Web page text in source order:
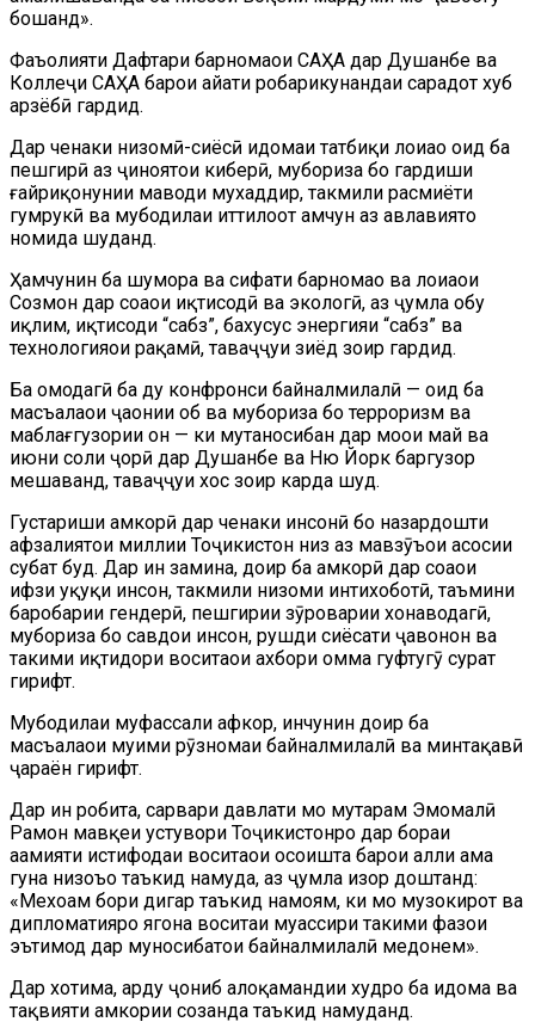
бошанд».
Фаъолияти Дафтари барномаҳои САҲА дар Душанбе ва
Коллеҷи САҲА барои ҳайати роҳбарикунандаи сарҳадот хуб
арзёбӣ гардид.
Дар ченаки низомӣ-сиёсӣ идомаи татбиқи лоиҳаҳо оид ба
пешгирӣ аз ҷиноятҳои киберӣ, мубориза бо гардиши
ғайриқонунии маводи мухаддир, такмили расмиёти
гумрукӣ ва мубодилаи иттилоот ҳамчун аз авлавиятҳо
номида шуданд.
Ҳамчунин ба шумора ва сифати барномаҳо ва лоиҳаҳои
Созмон дар соҳаҳои иқтисодӣ ва экологӣ, аз ҷумла обу
иқлим, иқтисоди “сабз”, бахусус энергияи “сабз” ва
технологияҳои рақамӣ, таваҷҷуҳи зиёд зоҳир гардид.
Ба омодагӣ ба ду конфронси байналмилалӣ — оид ба
масъалаҳои ҷаҳонии об ва мубориза бо терроризм ва
маблағгузории он — ки мутаносибан дар моҳҳои май ва
июни соли ҷорӣ дар Душанбе ва Ню Йорк баргузор
мешаванд, таваҷҷуҳи хос зоҳир карда шуд.
Густариши ҳамкорӣ дар ченаки инсонӣ бо назардошти
афзалиятҳои миллии Тоҷикистон низ аз мавзӯъҳои асосии
суҳбат буд. Дар ин замина, доир ба ҳамкорӣ дар соҳаҳои
ҳифзи ҳуқуқи инсон, такмили низоми интихоботӣ, таъмини
баробарии гендерӣ, пешгирии зӯроварии хонаводагӣ,
мубориза бо савдои инсон, рушди сиёсати ҷавонон ва
таҳкими иқтидори воситаҳои ахбори омма гуфтугӯ сурат
гирифт.
Мубодилаи муфассали афкор, инчунин доир ба
масъалаҳои муҳими рӯзномаи байналмилалӣ ва минтақавӣ
ҷараён гирифт.
Дар ин робита, сарвари давлати мо муҳтарам Эмомалӣ
Раҳмон мавқеи устувори Тоҷикистонро дар бораи
аҳамияти истифодаи воситаҳои осоишта барои ҳалли ҳама
гуна низоъҳо таъкид намуда, аз ҷумла изҳор доштанд:
«Мехоҳам бори дигар таъкид намоям, ки мо музокирот ва
дипломатияро ягона воситаи муассири таҳкими фазои
эътимод дар муносибатҳои байналмилалӣ медонем».
Дар хотима, ҳарду ҷониб алоқамандии худро ба идома ва
тақвияти ҳамкории созанда таъкид намуданд.